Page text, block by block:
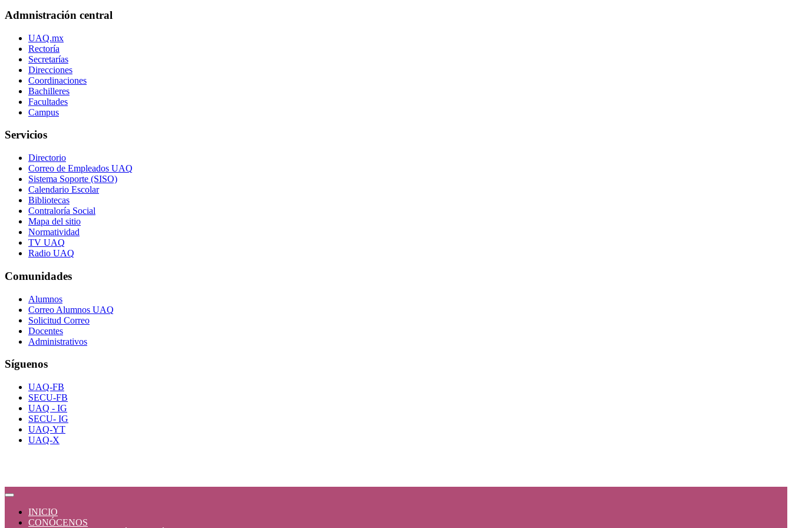
Admnistración central
UAQ.mx
Rectoría
Secretarías
Direcciones
Coordinaciones
Bachilleres
Facultades
Campus
Servicios
Directorio
Correo de Empleados UAQ
Sistema Soporte (SISO)
Calendario Escolar
Bibliotecas
Contraloría Social
Mapa del sitio
Normatividad
TV UAQ
Radio UAQ
Comunidades
Alumnos
Correo Alumnos UAQ
Solicitud Correo
Docentes
Administrativos
Síguenos
UAQ-FB
SECU-FB
UAQ - IG
SECU- IG
UAQ-YT
UAQ-X
INICIO
CONÓCENOS